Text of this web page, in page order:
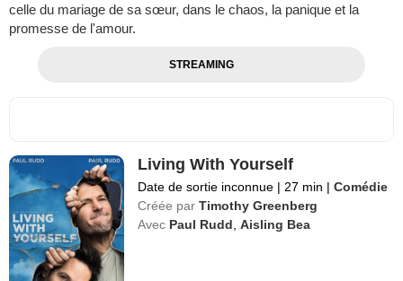
celle du mariage de sa sœur, dans le chaos, la panique et la
promesse de l'amour.
STREAMING
Living With Yourself
Date de sortie inconnue | 27 min | Comédie
Créée par Timothy Greenberg
Avec Paul Rudd ,Aisling Bea